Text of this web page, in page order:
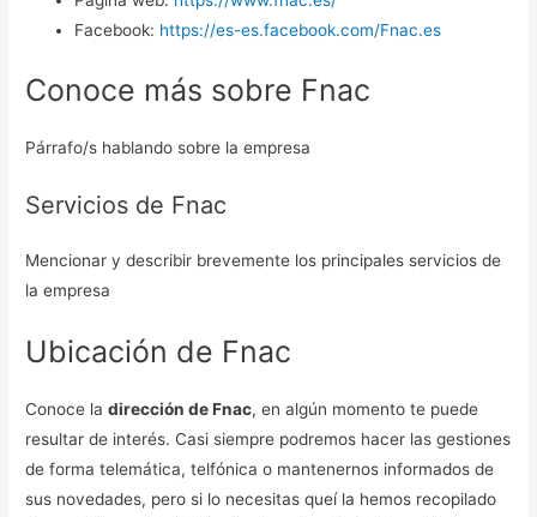
Facebook: https://es-es.facebook.com/Fnac.es
Conoce más sobre Fnac
Párrafo/s hablando sobre la empresa
Servicios de Fnac
Mencionar y describir brevemente los principales servicios de
la empresa
Ubicación de Fnac
Conoce ladirección de Fnac, en algún momento te puede
resultar de interés. Casi siempre podremos hacer las gestiones
de forma telemática, telfónica o mantenernos informados de
sus novedades, pero si lo necesitas queí la hemos recopilado